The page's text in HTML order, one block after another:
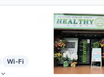
Wi-Fi